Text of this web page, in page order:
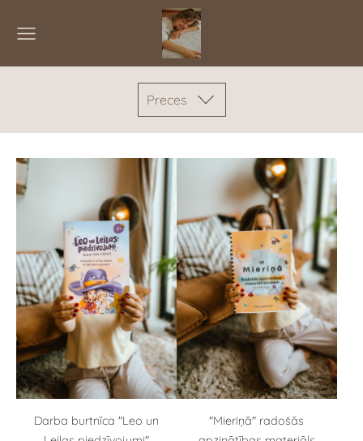
Preces
Darba burtnīca "Leo un
"Mieriņā" radošās